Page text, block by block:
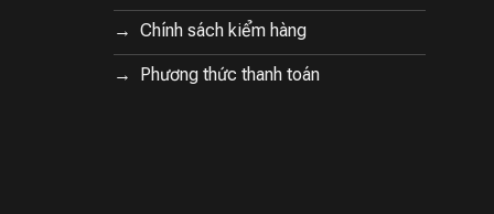
Chính sách kiểm hàng
Phương thức thanh toán